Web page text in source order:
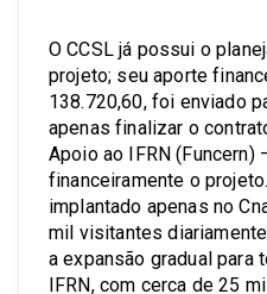
O CCSL já possui o
projeto; seu aporte
138.720,60, foi enviado
apenas finalizar o
Apoio ao IFRN (Funcern)
financeiramente o
implantado apenas no
mil visitantes
a expansão gradual para
IFRN, com cerca de 25